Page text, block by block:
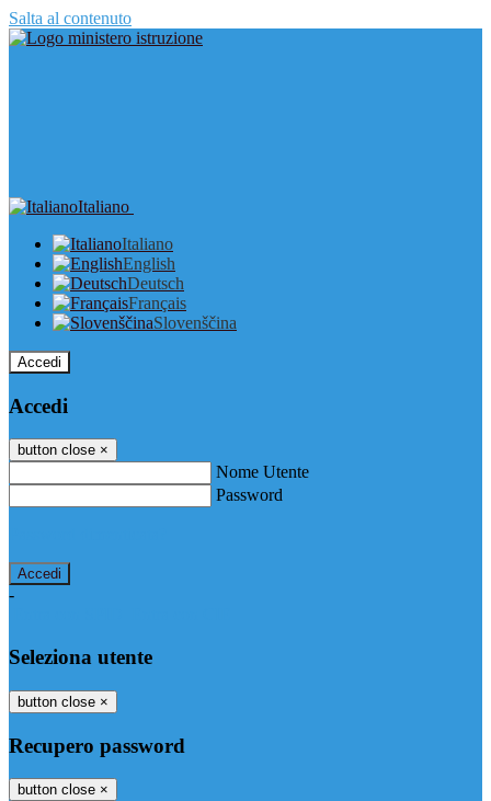
Salta al contenuto
Italiano
Italiano
English
Deutsch
Français
Slovenščina
Accedi
Accedi
button close ×
Nome Utente
Password
-
Seleziona utente
button close ×
Recupero password
button close ×